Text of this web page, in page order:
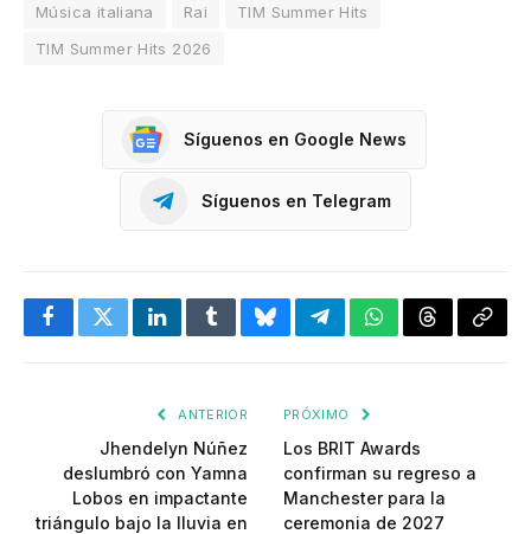
Música italiana
Rai
TIM Summer Hits
TIM Summer Hits 2026
Síguenos en Google News
Síguenos en Telegram
FacebookTwitterLinkedInTumblrBlueskyTelegramWhatsApp
Threads
ANTERIOR
Jhendelyn Núñez
deslumbró con Yamna
Lobos en impactante
triángulo bajo la lluvia en
PRÓXIMO
Los BRIT Awards
confirman su regreso a
Manchester para la
ceremonia de 2027